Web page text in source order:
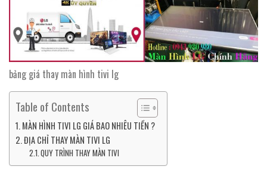
bảng giá thay màn hình tivi lg
Table of Contents
MÀN HÌNH TIVI LG GIÁ BAO NHIÊU TIỀN ?
ĐỊA CHỈ THAY MÀN TIVI LG
QUY TRÌNH THAY MÀN TIVI